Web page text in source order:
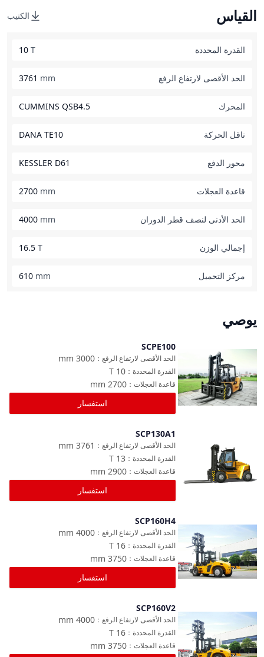
القياس الكتيب
القدرة المحددة 10 T
الحد الأقصى لارتفاع الرفع 3761 mm
المحرك CUMMINS QSB4.5
ناقل الحركة DANA TE10
محور الدفع KESSLER D61
قاعدة العجلات 2700 mm
الحد الأدنى لنصف قطر الدوران 4000 mm
إجمالي الوزن 16.5 T
مركز التحميل 610 mm
يوصي
مقارنة
SCPE100
3000
mm الحد الأقصى لارتفاع الرفع ：
10
T القدرة المحددة ：
2700
mm قاعدة العجلات ：
استفسار
SCP130A1
3761
mm الحد الأقصى لارتفاع الرفع ：
13
T القدرة المحددة ：
2900
mm قاعدة العجلات ：
استفسار
مقارنة
SCP160H4
4000
mm الحد الأقصى لارتفاع الرفع ：
16
T القدرة المحددة ：
3750
mm قاعدة العجلات ：
استفسار
مقارنة
SCP160V2
4000
mm الحد الأقصى لارتفاع الرفع ：
16
T القدرة المحددة ：
3750
mm قاعدة العجلات ：